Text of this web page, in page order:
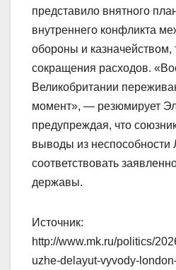
представило внятного
внутреннего конфликта
обороны и
сокращения расходов.
Великобритании
момент», — резюмирует
предупреждая, что
выводы из неспособности
соответствовать
державы.
Источник:
http://www.mk.ru/politics/
uzhe-delayut-vyvody-